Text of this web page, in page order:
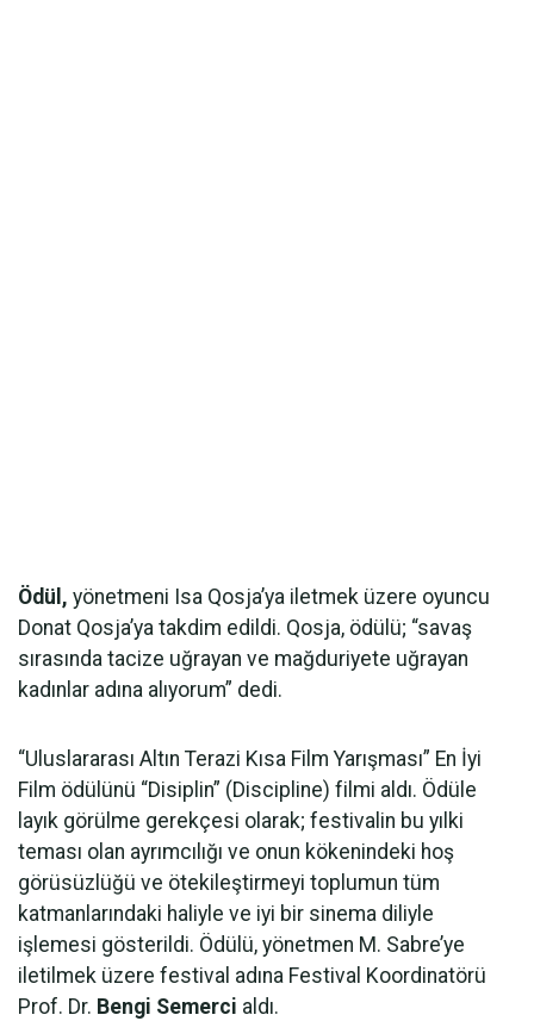
Ödül, yönetmeni Isa Qosja’ya iletmek üzere oyuncu
Donat Qosja’ya takdim edildi. Qosja, ödülü; “savaş
sırasında tacize uğrayan ve mağduriyete uğrayan
kadınlar adına alıyorum” dedi.
“Uluslararası Altın Terazi Kısa Film Yarışması” En İyi
Film ödülünü “Disiplin” (Discipline) filmi aldı. Ödüle
layık görülme gerekçesi olarak; festivalin bu yılki
teması olan ayrımcılığı ve onun kökenindeki hoş
görüsüzlüğü ve ötekileştirmeyi toplumun tüm
katmanlarındaki haliyle ve iyi bir sinema diliyle
işlemesi gösterildi. Ödülü, yönetmen M. Sabre’ye
iletilmek üzere festival adına Festival Koordinatörü
Prof. Dr. Bengi Semerci aldı.